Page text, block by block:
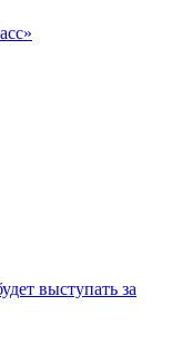
выступать за